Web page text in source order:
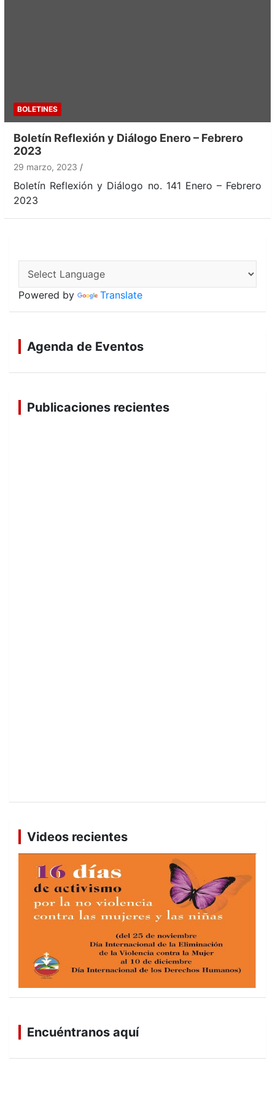
BOLETINES
Boletín Reflexión y Diálogo Enero – Febrero
2023
29 marzo, 2023
Boletín Reflexión y Diálogo no. 141 Enero – Febrero
2023
Powered by Translate
Agenda de Eventos
Publicaciones recientes
Videos recientes
Encuéntranos aquí